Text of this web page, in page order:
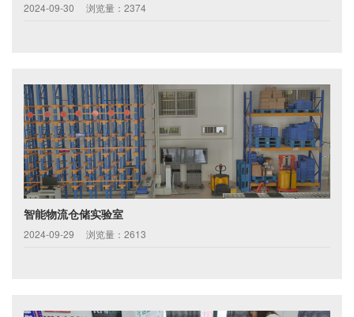
2024-09-30 浏览量：2374
智能物流仓储实验室
2024-09-29 浏览量：2613